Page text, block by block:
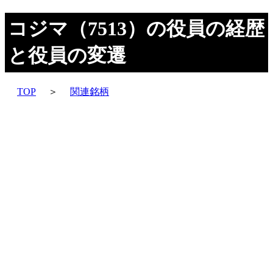
コジマ（7513）の役員の経歴
と役員の変遷
TOP ＞ 関連銘柄